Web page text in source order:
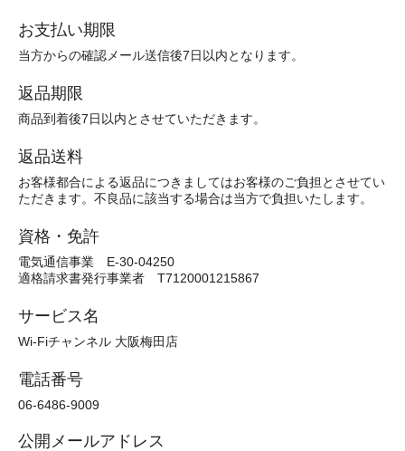
お支払い期限
当方からの確認メール送信後7日以内となります。
返品期限
商品到着後7日以内とさせていただきます。
返品送料
お客様都合による返品につきましてはお客様のご負担とさせてい
ただきます。不良品に該当する場合は当方で負担いたします。
資格・免許
電気通信事業 E-30-04250
適格請求書発行事業者 T7120001215867
サービス名
Wi-Fiチャンネル 大阪梅田店
電話番号
06-6486-9009
公開メールアドレス